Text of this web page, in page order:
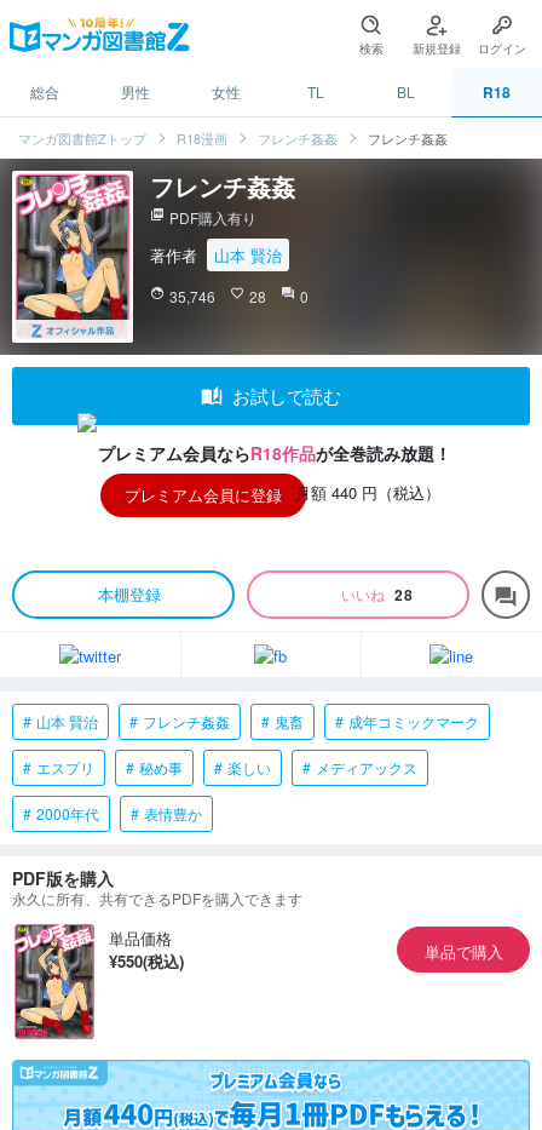
検索 新規登録 ログイン
総合 男性 女性 TL BL R18
マンガ図書館Zトップ R18漫画 フレンチ姦姦 フレンチ姦姦
フレンチ姦姦
picture_as_pdf PDF購入有り
著作者 山本 賢治
face 35,746 favorite_border 28 question_answer 0
auto_stories お試しで読む
プレミアム会員ならR18作品が全巻読み放題！
プレミアム会員に登録 月額 440 円（税込）
本棚登録 いいね 28 forum
山本 賢治 フレンチ姦姦 鬼畜 成年コミックマーク
エスプリ 秘め事 楽しい メディアックス
2000年代 表情豊か
PDF版を購入
永久に所有、共有できるPDFを購入できます
単品価格
¥550(税込)
単品で購入